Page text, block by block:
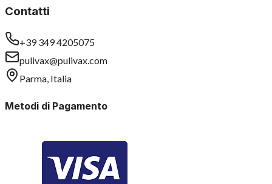
Contatti
+39 349 4205075
pulivax@pulivax.com
Parma, Italia
Metodi di Pagamento